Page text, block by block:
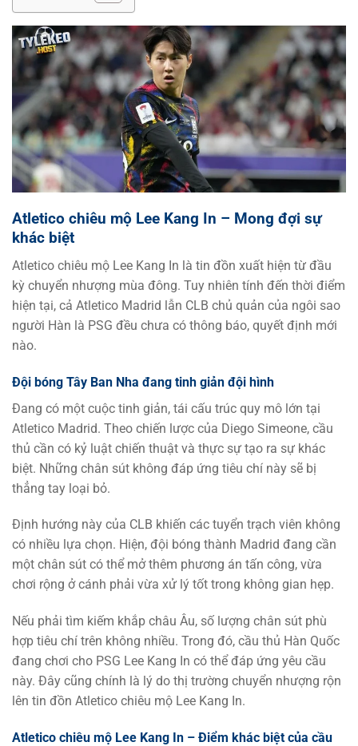
Atletico chiêu mộ Lee Kang In – Mong đợi sự
khác biệt
Atletico chiêu mộ Lee Kang In là tin đồn xuất hiện từ đầu
kỳ chuyển nhượng mùa đông. Tuy nhiên tính đến thời điểm
hiện tại, cả Atletico Madrid lẫn CLB chủ quản của ngôi sao
người Hàn là PSG đều chưa có thông báo, quyết định mới
nào.
Đội bóng Tây Ban Nha đang tinh giản đội hình
Đang có một cuộc tinh giản, tái cấu trúc quy mô lớn tại
Atletico Madrid. Theo chiến lược của Diego Simeone, cầu
thủ cần có kỷ luật chiến thuật và thực sự tạo ra sự khác
biệt. Những chân sút không đáp ứng tiêu chí này sẽ bị
thẳng tay loại bỏ.
Định hướng này của CLB khiến các tuyển trạch viên không
có nhiều lựa chọn. Hiện, đội bóng thành Madrid đang cần
một chân sút có thể mở thêm phương án tấn công, vừa
chơi rộng ở cánh phải vừa xử lý tốt trong không gian hẹp.
Nếu phải tìm kiếm khắp châu Âu, số lượng chân sút phù
hợp tiêu chí trên không nhiều. Trong đó, cầu thủ Hàn Quốc
đang chơi cho PSG Lee Kang In có thể đáp ứng yêu cầu
này. Đây cũng chính là lý do thị trường chuyển nhượng rộn
lên tin đồn Atletico chiêu mộ Lee Kang In.
Atletico chiêu mộ Lee Kang In – Điểm khác biệt của cầu